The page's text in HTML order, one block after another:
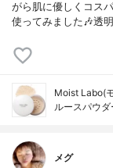
がら肌に優しくコス
使ってみました🎶透
Moist Labo(
ルースパウダ
メグ